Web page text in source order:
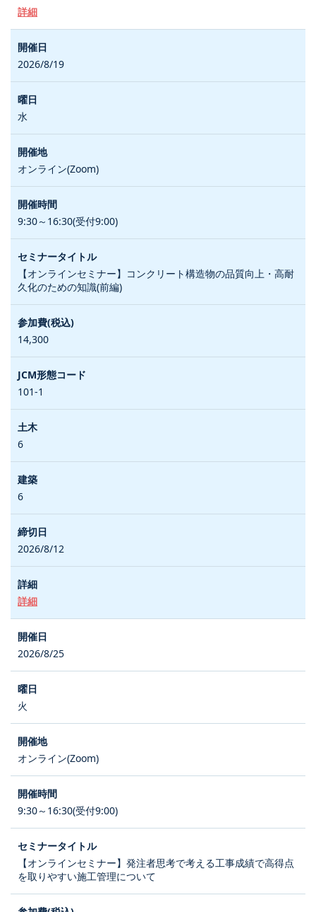
詳細
2026/8/19
水
オンライン(Zoom)
9:30～16:30(受付9:00)
【オンラインセミナー】コンクリート構造物の品質向上・高耐
久化のための知識(前編)
14,300
101-1
6
6
2026/8/12
詳細
2026/8/25
火
オンライン(Zoom)
9:30～16:30(受付9:00)
【オンラインセミナー】発注者思考で考える工事成績で高得点
を取りやすい施工管理について